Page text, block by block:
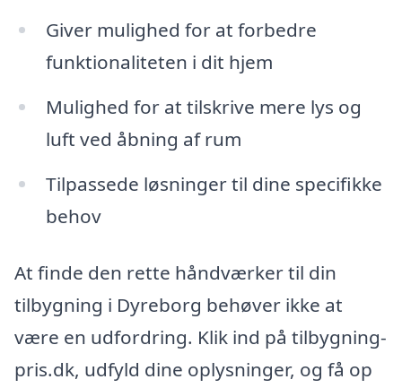
Giver mulighed for at forbedre
funktionaliteten i dit hjem
Mulighed for at tilskrive mere lys og
luft ved åbning af rum
Tilpassede løsninger til dine specifikke
behov
At finde den rette håndværker til din
tilbygning i Dyreborg behøver ikke at
være en udfordring. Klik ind på tilbygning-
pris.dk, udfyld dine oplysninger, og få op